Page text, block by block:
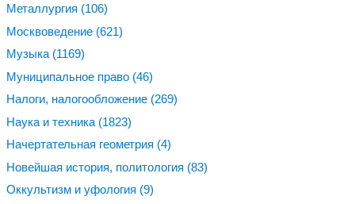
Металлургия (106)
Москвоведение (621)
Музыка (1169)
Муниципальное право (46)
Налоги, налогообложение (269)
Наука и техника (1823)
Начертательная геометрия (4)
Новейшая история, политология (83)
Оккультизм и уфология (9)